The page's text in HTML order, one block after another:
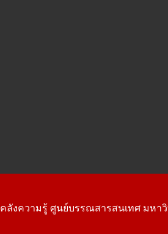
คลังความรู้ ศูนย์บรรณสารสนเทศ มหาวิ